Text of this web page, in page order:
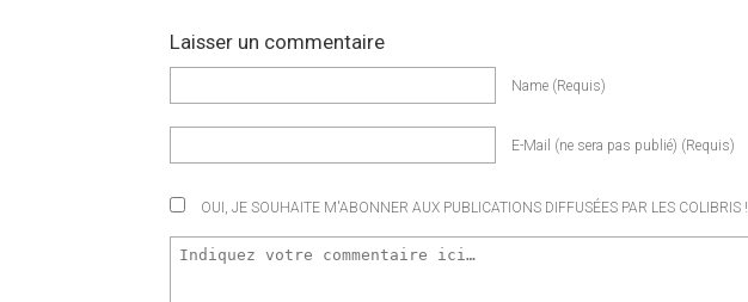
Laisser un commentaire
Name (requis)
E-Mail (ne sera pas publié) (requis)
OUI, JE SOUHAITE M'ABONNER AUX PUBLICATIONS DIFFUSÉES PAR LES COLIBRIS !